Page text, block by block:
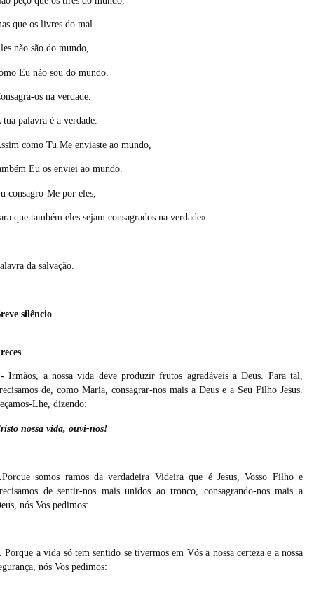
que os livres do mal.
não são do mundo,
Eu não sou do mundo.
os na verdade.
tua palavra é a verdade.
como Tu Me enviaste ao mundo,
Eu os enviei ao mundo.
consagro-Me por eles,
que também eles sejam consagrados na verdade».
da salvação.
silêncio
Irmãos, a nossa vida deve produzir frutos agradáveis a Deus. Para tal,
de, como Maria, consagrar-nos mais a Deus e a Seu Filho Jesus.
Lhe, dizendo:
nossa vida, ouvi-nos!
Porque somos ramos da verdadeira Videira que é Jesus, Vosso Filho e
de sentir-nos mais unidos ao tronco, consagrando-nos mais a
nós Vos pedimos:
Porque a vida só tem sentido se tivermos em Vós a nossa certeza e a nossa
nós Vos pedimos: